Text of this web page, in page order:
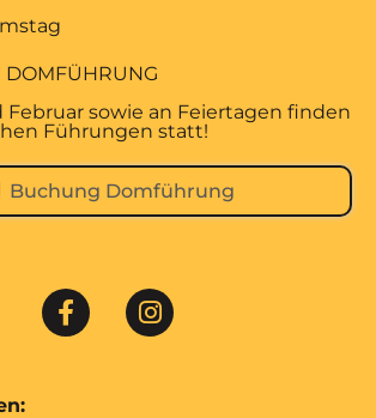
DOMFÜHRUNG
Februar sowie an Feiertagen finden
Führungen statt!
Buchung Domführung